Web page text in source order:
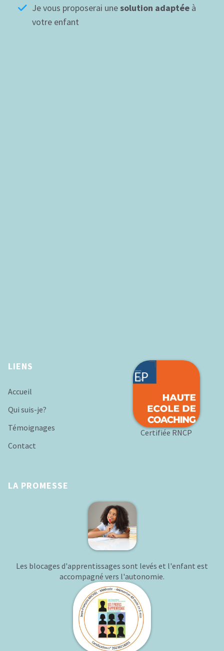
Je vous proposerai unesolution adaptée à
votre enfant
LIENS
Accueil
Qui suis-je?
Témoignages
Contact
Certifiée RNCP
LA PROMESSE
Les blocages d'apprentissages sont levés et l'enfant est
accompagné vers l'autonomie.